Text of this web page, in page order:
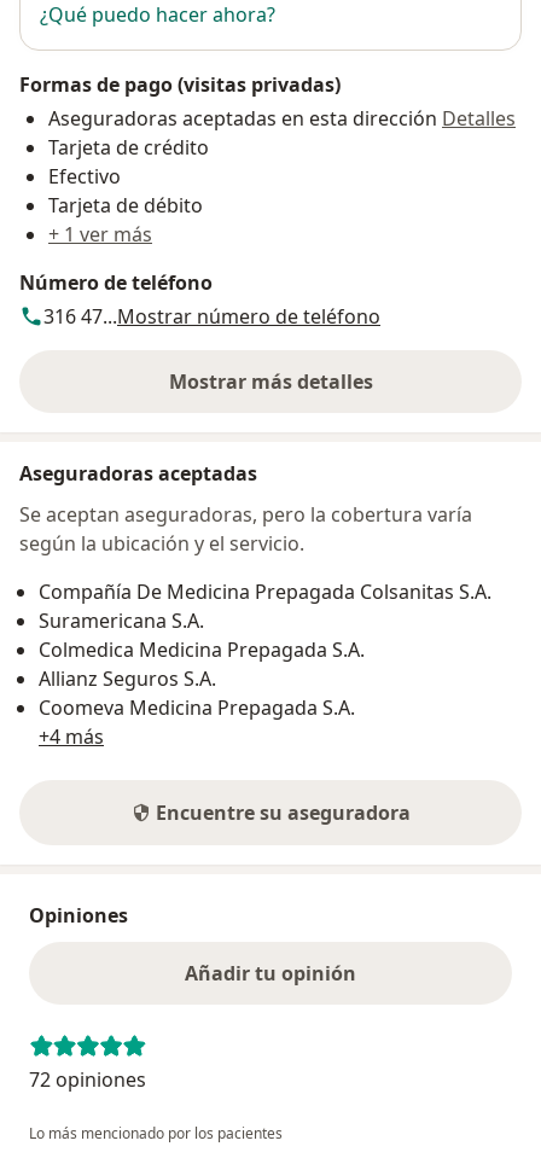
¿Qué puedo hacer ahora?
Formas de pago (visitas privadas)
Aseguradoras aceptadas en esta dirección Detalles
Tarjeta de crédito
Efectivo
Tarjeta de débito
+ 1 ver más
Número de teléfono
316 47...Mostrar número de teléfono
Mostrar más detalles
sobre la dirección
Aseguradoras aceptadas
Se aceptan aseguradoras, pero la cobertura varía
según la ubicación y el servicio.
Compañía De Medicina Prepagada Colsanitas S.A.
Suramericana S.A.
Colmedica Medicina Prepagada S.A.
Allianz Seguros S.A.
Coomeva Medicina Prepagada S.A.
+4 más
Encuentre su aseguradora
Opiniones
Añadir tu opinión
72 opiniones
Lo más mencionado por los pacientes